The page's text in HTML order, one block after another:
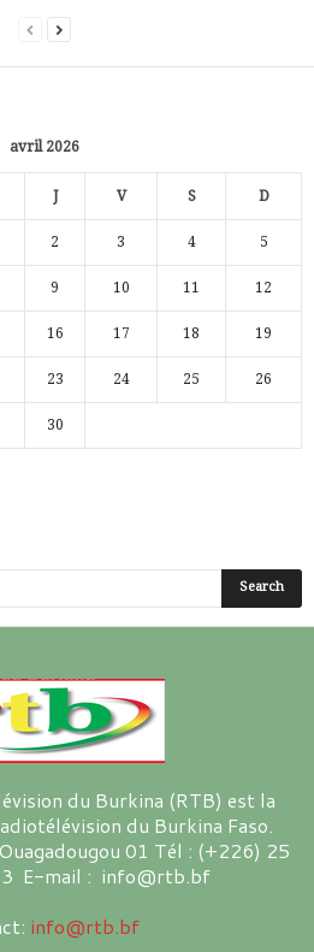
avril 2026
J V S D
2 3 4 5
9 10 11 12
16 17 18 19
23 24 25 26
30
du Burkina (RTB) est la
du Burkina Faso.
01 Tél : (+226) 25
E-mail : info@rtb.bf
info@rtb.bf